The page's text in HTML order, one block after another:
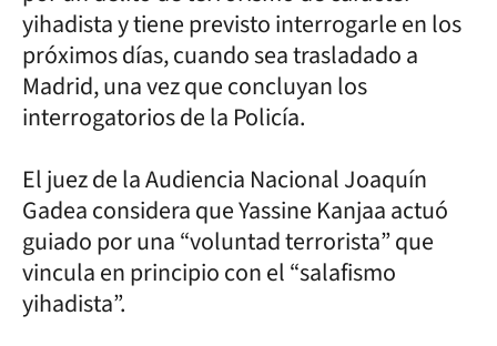
yihadista y tiene previsto interrogarle en los
próximos días, cuando sea trasladado a
Madrid, una vez que concluyan los
interrogatorios de la Policía.
El juez de la Audiencia Nacional Joaquín
Gadea considera que Yassine Kanjaa actuó
guiado por una “voluntad terrorista” que
vincula en principio con el “salafismo
yihadista”.